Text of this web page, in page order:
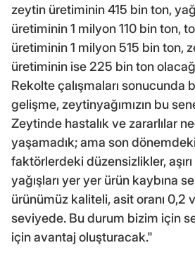
zeytin üretiminin 415 bin ton,
üretiminin 1 milyon 110 bin ton,
üretiminin 1 milyon 515 bin ton,
üretiminin ise 225 bin ton
Rekolte çalışmaları sonucunda
gelişme, zeytinyağımızın bu
Zeytinde hastalık ve zararlılar
yaşamadık; ama son
faktörlerdeki düzensizlikler,
yağışları yer yer ürün kaybına
ürünümüz kaliteli, asit oranı 0,2
seviyede. Bu durum bizim için
için avantaj oluşturacak."